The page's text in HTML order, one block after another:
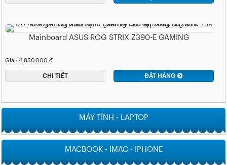
Mainboard ASUS ROG STRIX Z390-E GAMING
Giá : 4.850.000 đ
CHI TIẾT ĐẶT HÀNG
MÁY TÍNH - LAPTOP
MACBOOK - IMAC - IPHONE